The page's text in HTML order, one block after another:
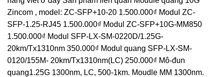
Zincom , model: ZC-SFP+10-20 1.500.000₫ Modul ZC-
SFP-1.25-RJ45 1.500.000₫ Modul ZC-SFP+10G-MM850
1.500.000₫ Modul SFP-LX-SM-0220D/1.25G-
20km/Tx1310nm 350.000₫ Modul quang SFP-LX-SM-
0120/155M- 20km/Tx1310nm(LC) 250.000₫ Mô-đun
quang1.25G 1300nm, LC, 500-1km. Moudle MM 1300nm.